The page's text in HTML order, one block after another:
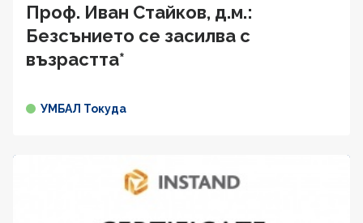
Проф. Иван Cтaйкoв, д.м.:
Безсънието се засилва с
възрастта*
УМБАЛ Токуда